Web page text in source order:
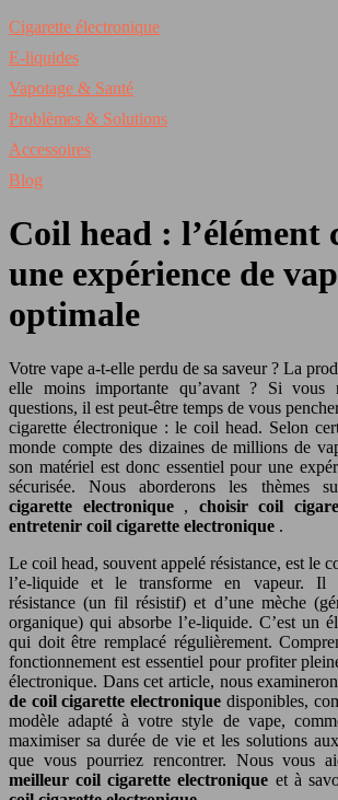
Cigarette électronique
E-liquides
Vapotage & Santé
Problèmes & Solutions
Accessoires
Blog
Coil head : l’élément
une expérience de
optimale
Votre vape a-t-elle perdu de sa saveur ? La
elle moins importante qu’avant ? Si vous
questions, il est peut-être temps de vous
cigarette électronique : le coil head. Selon
monde compte des dizaines de millions de
son matériel est donc essentiel pour une
sécurisée. Nous aborderons les thèmes
cigarette electronique , choisir coil
entretenir coil cigarette electronique .
Le coil head, souvent appelé résistance, est le
l’e-liquide et le transforme en vapeur. Il
résistance (un fil résistif) et d’une mèche
organique) qui absorbe l’e-liquide. C’est un
qui doit être remplacé régulièrement.
fonctionnement est essentiel pour profiter
électronique. Dans cet article, nous
de coil cigarette electronique disponibles,
modèle adapté à votre style de vape,
maximiser sa durée de vie et les solutions
que vous pourriez rencontrer. Nous vous
meilleur coil cigarette electronique et à